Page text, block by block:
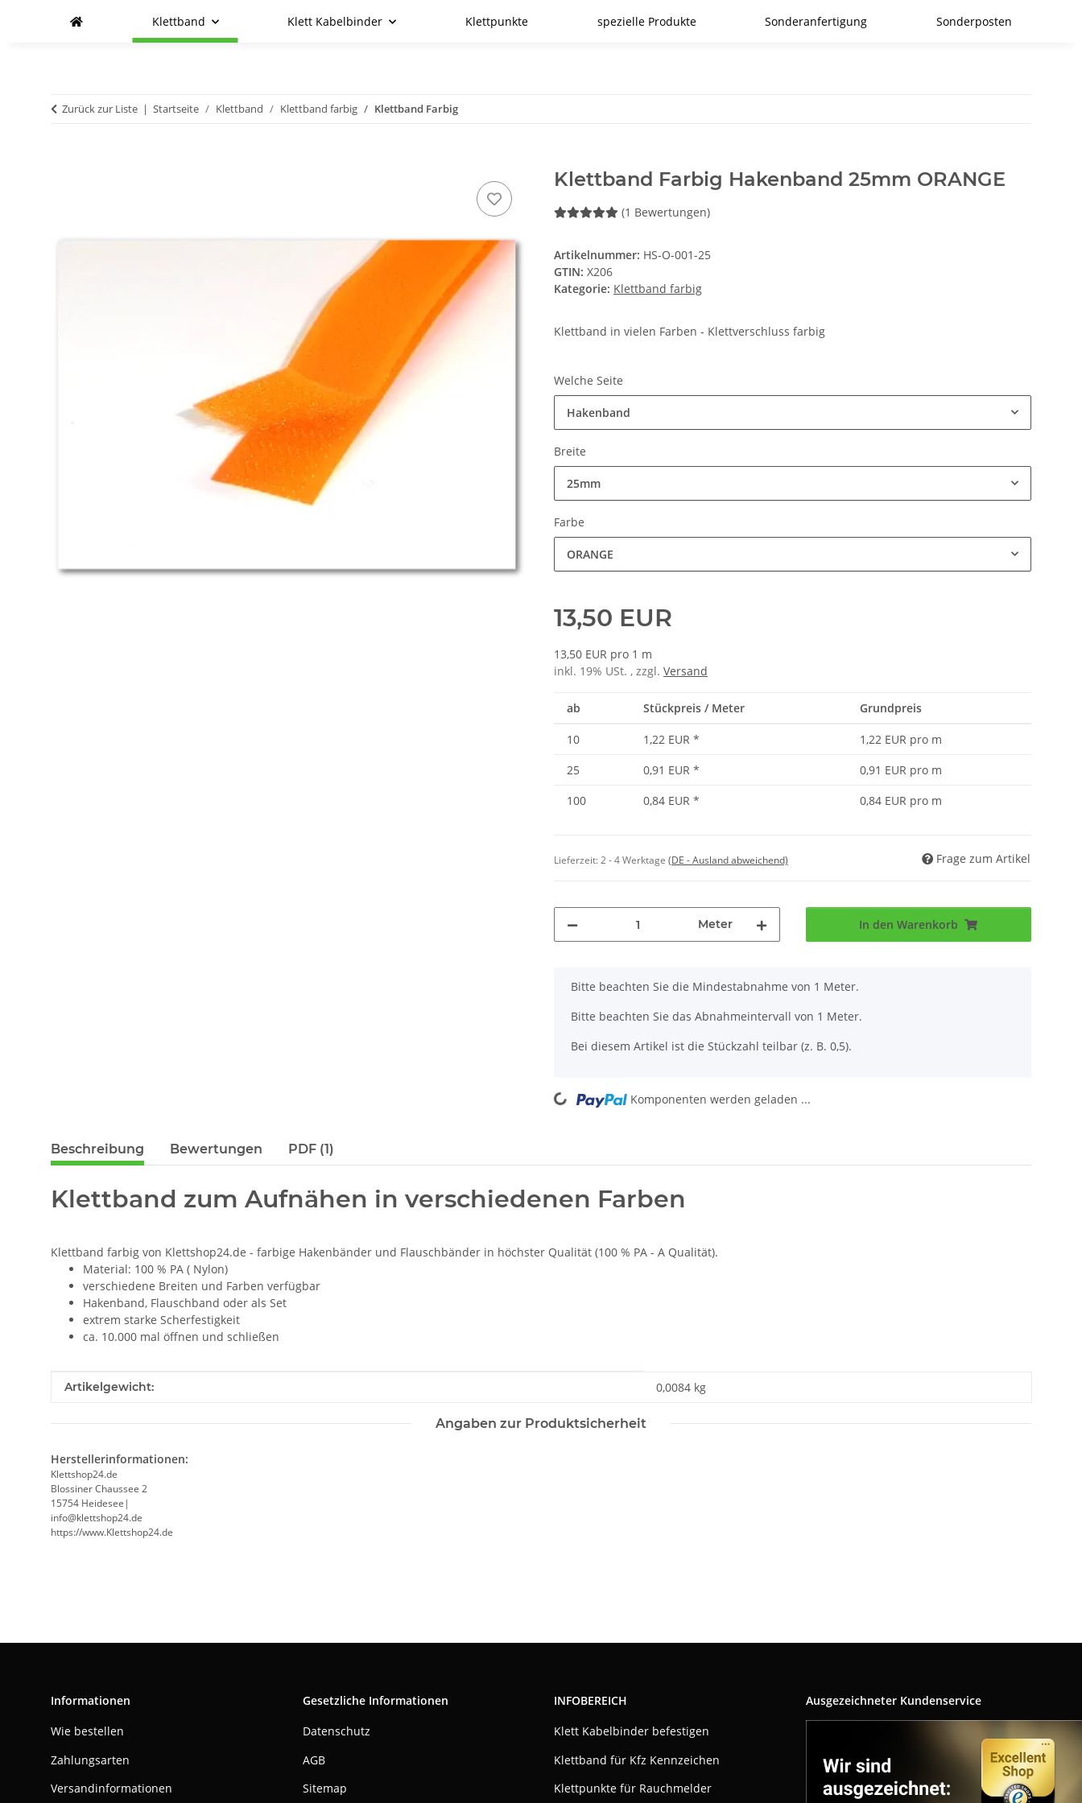
Klettband Klett Kabelbinder Klettpunkte spezielle Produkte Sonderanfertigung Sonderposten
Zurück zur Liste Startseite Klettband Klettband farbig Klettband Farbig
Klettband Farbig Hakenband 25mm ORANGE
(1 Bewertungen)
Artikelnummer: HS-O-001-25
GTIN: X206
Kategorie: Klettband farbig
Klettband in vielen Farben - Klettverschluss farbig
Welche Seite
Hakenband
Breite
25mm
Farbe
ORANGE
13,50 EUR
13,50 EUR pro 1 m
inkl. 19% USt. , zzgl. Versand
ab Stückpreis / Meter Grundpreis
10 1,22 EUR *
1,22 EUR pro m
25
0,91 EUR *
0,91 EUR pro m
100
0,84 EUR * 0,84 EUR pro m
Lieferzeit:2 - 4 Werktage (DE - Ausland abweichend) Frage zum Artikel
Meter In den Warenkorb
x
Bitte beachten Sie die Mindestabnahme von 1 Meter.
Bitte beachten Sie das Abnahmeintervall von 1 Meter.
Bei diesem Artikel ist die Stückzahl teilbar (z. B. 0,5).
Loading... Komponenten werden geladen ...
Beschreibung Bewertungen PDF (1)
Klettband zum Aufnähen in verschiedenen Farben
Klettband farbig von Klettshop24.de - farbige Hakenbänder und Flauschbänder in höchster Qualität (100 % PA - A Qualität).
Material: 100 % PA ( Nylon)
verschiedene Breiten und Farben verfügbar
Hakenband, Flauschband oder als Set
extrem starke Scherfestigkeit
ca. 10.000 mal öffnen und schließen
Produkteigenschaft
Wert
Artikelgewicht: 0,0084 kg
Angaben zur Produktsicherheit
Herstellerinformationen:
Klettshop24.de
Blossiner Chaussee 2
15754 Heidesee|
info@klettshop24.de
https://www.Klettshop24.de
Informationen
Wie bestellen
Zahlungsarten
Versandinformationen
Gesetzliche Informationen
Datenschutz
AGB
Sitemap
INFOBEREICH
Klett Kabelbinder befestigen
Klettband für Kfz Kennzeichen
Klettpunkte für Rauchmelder
Ausgezeichneter Kundenservice